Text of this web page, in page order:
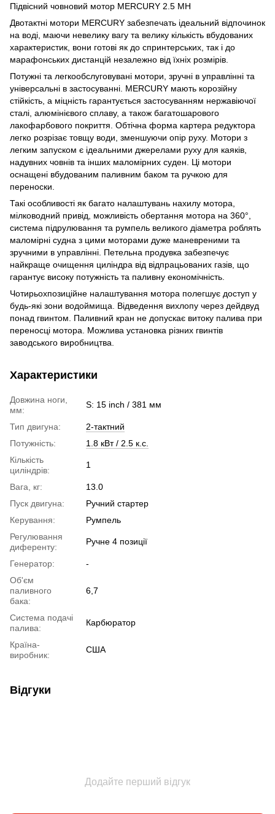
Підвісний човновий мотор MERCURY 2.5 MH
Двотактні мотори MERCURY забезпечать ідеальний відпочинок
на воді, маючи невелику вагу та велику кількість вбудованих
характеристик, вони готові як до спринтерських, так і до
марафонських дистанцій незалежно від їхніх розмірів.
Потужні та легкообслуговувані мотори, зручні в управлінні та
універсальні в застосуванні. MERCURY мають корозійну
стійкість, а міцність гарантується застосуванням нержавіючої
сталі, алюмінієвого сплаву, а також багатошарового
лакофарбового покриття. Обтічна форма картера редуктора
легко розрізає товщу води, зменшуючи опір руху. Мотори з
легким запуском є ідеальними джерелами руху для каяків,
надувних човнів та інших маломірних суден. Ці мотори
оснащені вбудованим паливним баком та ручкою для
переноски.
Такі особливості як багато налаштувань нахилу мотора,
мілководний привід, можливість обертання мотора на 360°,
система підрулювання та румпель великого діаметра роблять
маломірні судна з цими моторами дуже маневреними та
зручними в управлінні. Петельна продувка забезпечує
найкраще очищення циліндра від відпрацьованих газів, що
гарантує високу потужність та паливну економічність.
Чотирьохпозиційне налаштування мотора полегшує доступ у
будь-які зони водоймища. Відведення вихлопу через дейдвуд
понад гвинтом. Паливний кран не допускає витоку палива при
переносці мотора. Можлива установка різних гвинтів
заводського виробництва.
Характеристики
Довжина ноги,
мм:
S: 15 inch / 381 мм
Тип двигуна:
2-тактний
Потужність:
1.8 кВт / 2.5 к.с.
Кількість
циліндрів:
1
Вага, кг:
13.0
Пуск двигуна:
Ручний стартер
Керування:
Румпель
Регулювання
диференту:
Ручне 4 позиції
Генератор:
-
Об'єм
паливного
бака:
6,7
Система подачі
палива:
Карбюратор
Країна-
виробник:
США
Відгуки
Додайте перший відгук